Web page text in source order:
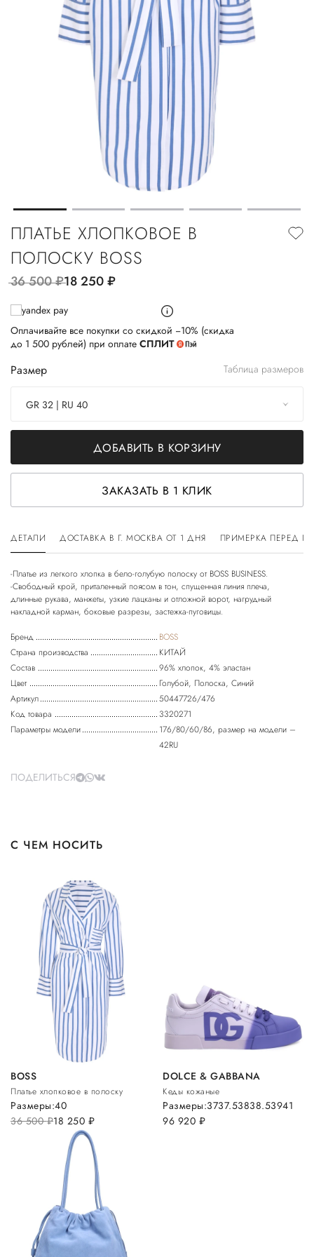
ПЛАТЬЕ ХЛОПКОВОЕ В
ПОЛОСКУ BOSS
36 500руб.18 250руб.
Оплачивайте все покупки со скидкой −10% (скидка
до 1 500 рублей) при оплате СПЛИТ
Размер Таблица размеров
GR 32 | RU 40
ДОБАВИТЬ В КОРЗИНУ
ЗАКАЗАТЬ В 1 КЛИК
ДЕТАЛИ ДОСТАВКА В Г. МОСКВА ОТ 1 ДНЯ ПРИМЕРКА ПЕРЕД
-Платье из легкого хлопка в бело-голубую полоску от BOSS BUSINESS.
-Свободный крой, приталенный поясом в тон, спущенная линия плеча,
длинные рукава, манжеты, узкие лацканы и отложной ворот, нагрудный
Бренд
BOSS
Страна производства
КИТАЙ
Состав
96% хлопок, 4% эластан
Цвет
Голубой, Полоска, Синий
Артикул
50447726/476
Код товара
3320271
Параметры модели
176/80/60/86, размер на модели –
42RU
ПОДЕЛИТЬСЯ
С ЧЕМ НОСИТЬ
BOSS
Платье хлопковое в полоску
36 500руб.18 250 руб.
Размеры:40
DOLCE & GABBANA
Кеды кожаные
96 920 руб.
Размеры:3737.53838.53941